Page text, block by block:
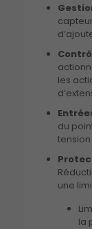
les
du
tension
une
la